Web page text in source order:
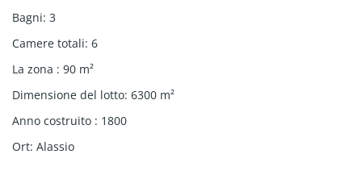
Bagni: 3
Camere totali: 6
La zona : 90 m²
Dimensione del lotto: 6300 m²
Anno costruito : 1800
Ort: Alassio